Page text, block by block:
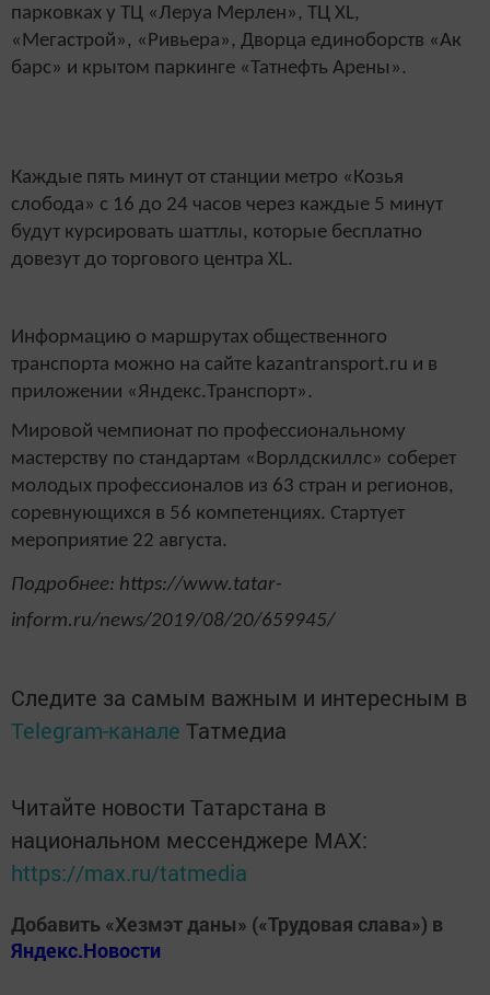
парковках у ТЦ «Леруа Мерлен», ТЦ XL,
«Мегастрой», «Ривьера», Дворца единоборств «Ак
барс» и крытом паркинге «Татнефть Арены».
Каждые пять минут от станции метро «Козья
слобода» с 16 до 24 часов через каждые 5 минут
будут курсировать шаттлы, которые бесплатно
довезут до торгового центра XL.
Информацию о маршрутах общественного
транспорта можно на сайте kazantransport.ru и в
приложении «Яндекс.Транспорт».
Мировой чемпионат по профессиональному
мастерству по стандартам «Ворлдскиллс» соберет
молодых профессионалов из 63 стран и регионов,
соревнующихся в 56 компетенциях. Стартует
мероприятие 22 августа.
Подробнее: https://www.tatar-
inform.ru/news/2019/08/20/659945/
Следите за самым важным и интересным в
Telegram-канале Татмедиа
Читайте новости Татарстана в
национальном мессенджере MАХ:
https://max.ru/tatmedia
Добавить «Хезмэт даны» («Трудовая слава») в
Яндекс.Новости